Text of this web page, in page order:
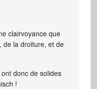
clairvoyance que
de la droiture, et de
donc de solides
!